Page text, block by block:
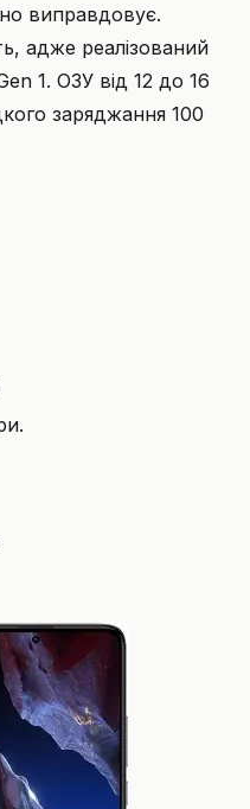
виправдовує.
адже реалізований
1. ОЗУ від 12 до 16
заряджання 100